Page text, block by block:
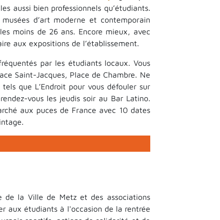
aussi bien professionnels qu’étudiants.
musées d’art moderne et contemporain
moins de 26 ans. Encore mieux, avec
aux expositions de l’établissement.
par les étudiants locaux. Vous
Saint-Jacques, Place de Chambre. Ne
que L’Endroit pour vous défouler sur
vous les jeudis soir au Bar Latino.
aux puces de France avec 10 dates
la Ville de Metz et des associations
aux étudiants à l'occasion de la rentrée